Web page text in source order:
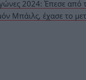
2024: Έπεσε από
Μπάιλς, έχασε το